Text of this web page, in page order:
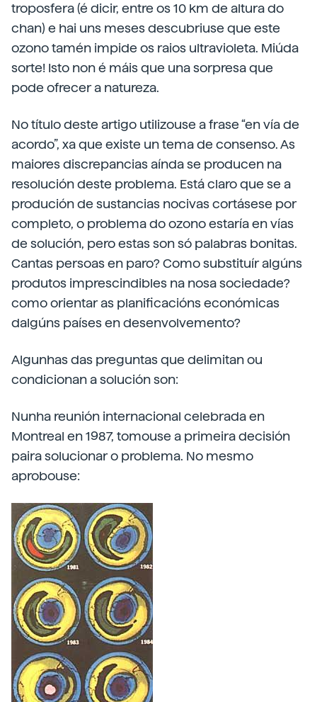
troposfera (é dicir, entre os 10 km de altura do
chan) e hai uns meses descubriuse que este
ozono tamén impide os raios ultravioleta. Miúda
sorte! Isto non é máis que una sorpresa que
pode ofrecer a natureza.
No título deste artigo utilizouse a frase “en vía de
acordo”, xa que existe un tema de consenso. As
maiores discrepancias aínda se producen na
resolución deste problema. Está claro que se a
produción de sustancias nocivas cortásese por
completo, o problema do ozono estaría en vías
de solución, pero estas son só palabras bonitas.
Cantas persoas en paro? Como substituír algúns
produtos imprescindibles na nosa sociedade?
como orientar as planificacións económicas
dalgúns países en desenvolvemento?
Algunhas das preguntas que delimitan ou
condicionan a solución son:
Nunha reunión internacional celebrada en
Montreal en 1987, tomouse a primeira decisión
paira solucionar o problema. No mesmo
aprobouse: